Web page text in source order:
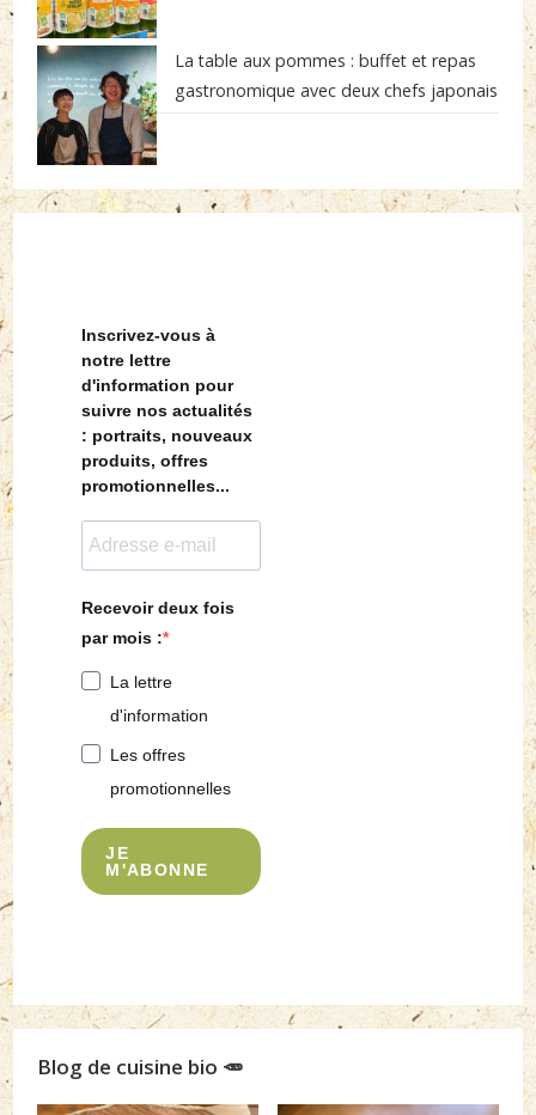
La table aux pommes : buffet et repas
gastronomique avec deux chefs japonais
Inscrivez-vous à
notre lettre
d'information pour
suivre nos actualités
: portraits, nouveaux
produits, offres
promotionnelles...
Recevoir deux fois
par mois :
La lettre
d'information
Les offres
promotionnelles
JE
M'ABONNE
Blog de cuisine bio 🥕